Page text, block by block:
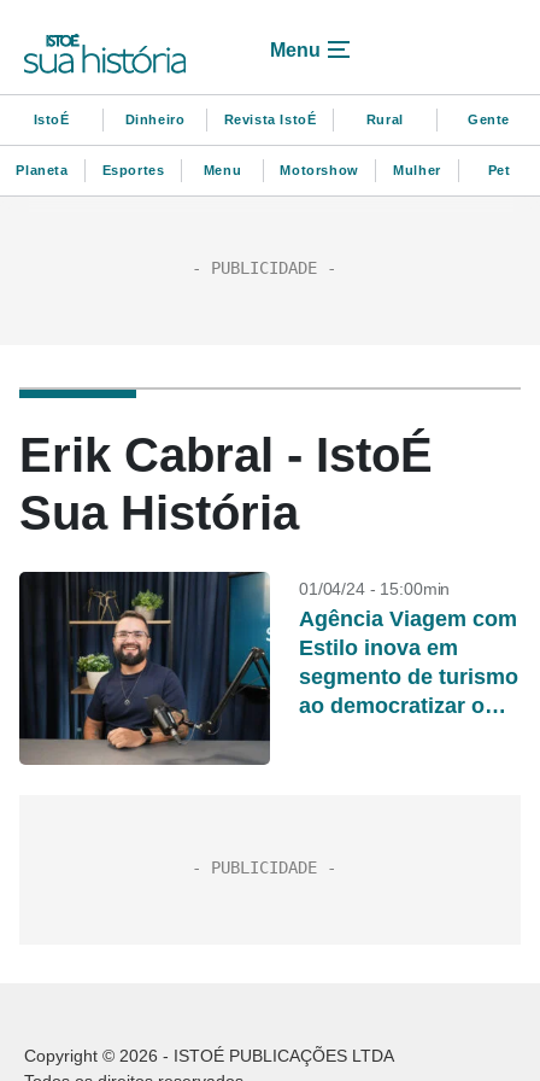
Menu
IstoÉ Dinheiro Revista IstoÉ Rural Gente
Planeta Esportes Menu Motorshow Mulher Pet
Erik Cabral - IstoÉ
Sua História
01/04/24 - 15:00min
Agência Viagem com
Estilo inova em
segmento de turismo
ao democratizar o
Copyright © 2026 - ISTOÉ PUBLICAÇÕES LTDA